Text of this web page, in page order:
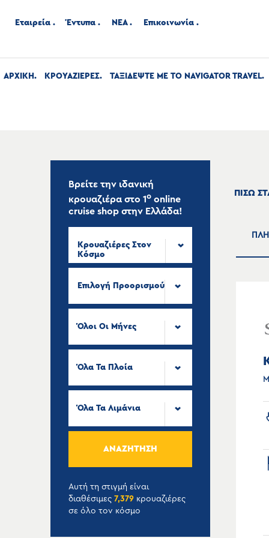
Εταιρεία Έντυπα ΝΕΑ Επικοινωνία
ΑΡΧΙΚΉ ΚΡΟΥΑΖΙΕΡΕΣ ΤΑΞΙΔΕΨΤΕ ΜΕ ΤΟ NAVIGATOR TRAVEL
Βρείτε την ιδανική
κρουαζιέρα στο 1ο online
cruise shop στην Ελλάδα!
Κρουαζιέρες Στον
Κόσμο
Επιλογή Προορισμού
Όλοι Οι Μήνες
Όλα Τα Πλοία
Όλα Τα Λιμάνια
ΑΝΑΖΉΤΗΣΗ
Αυτή τη στιγμή είναι
διαθέσιμες 7,379 κρουαζιέρες
σε όλο τον κόσμο
ΠΙΣΩ